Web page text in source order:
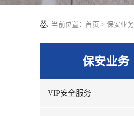
当前位置：首页 >保安业务
保安业务
VIP安全服务